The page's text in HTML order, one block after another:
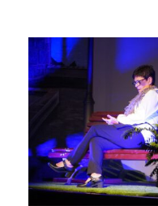
n
s
c
i